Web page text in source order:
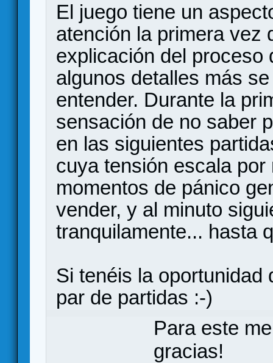
El juego tiene un
atención la primera vez
explicación del proceso
algunos detalles más
entender. Durante la
sensación de no saber
en las siguientes
cuya tensión escala
momentos de pánico
vender, y al minuto
tranquilamente... hasta
Si tenéis la oportunidad
par de partidas :-)
Para este
gracias!